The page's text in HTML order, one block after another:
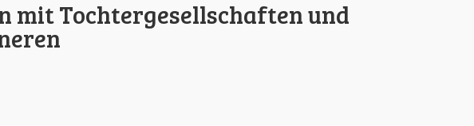
mit Tochtergesellschaften und